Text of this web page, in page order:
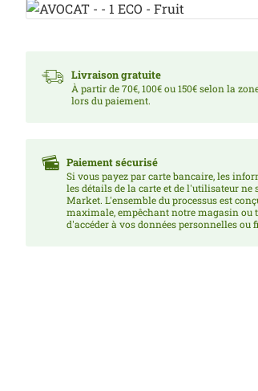
Livraison gratuite
À partir de 70€, 100€ ou 150€ selon la
lors du paiement.
Paiement sécurisé
Si vous payez par carte bancaire, les
les détails de la carte et de l'utilisateur ne
Market. L'ensemble du processus est
maximale, empêchant notre magasin ou
d'accéder à vos données personnelles ou